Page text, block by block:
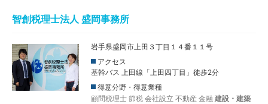
智創税理士法人 盛岡事務所
岩手県盛岡市上田３丁目１４番１１号
アクセス
基幹バス 上田線「上田四丁目」徒歩2分
得意分野・得意業種
顧問税理士 節税 会社設立 不動産 金融 建設・建築